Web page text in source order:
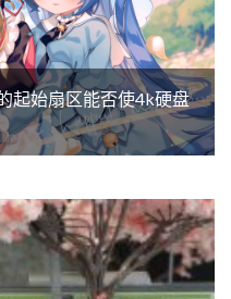
起始扇区能否使4k硬盘